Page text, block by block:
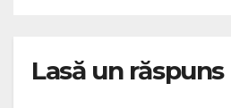
Lasă un răspuns